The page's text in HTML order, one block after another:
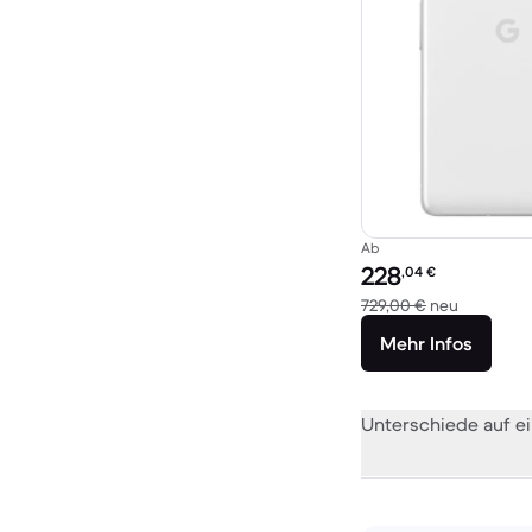
Ab
Preis des erneuerten
228,04 €
729,00 € neu
Mehr Infos
Unterschiede auf